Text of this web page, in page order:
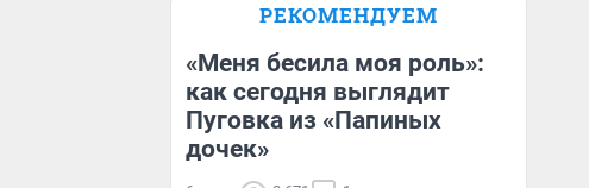
РЕКОМЕНДУЕМ
«Меня бесила моя роль»:
как сегодня выглядит
Пуговка из «Папиных
дочек»